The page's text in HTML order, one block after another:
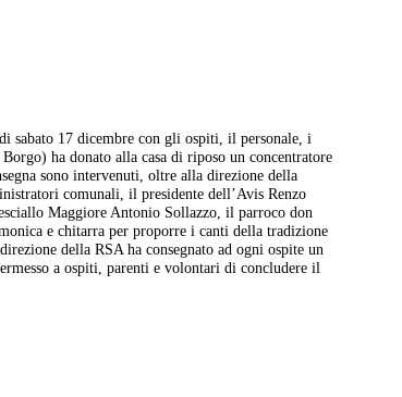
sabato 17 dicembre con gli ospiti, il personale, i
ha donato alla casa di riposo un concentratore
sono intervenuti, oltre alla direzione della
comunali, il presidente dell’Avis Renzo
Maggiore Antonio Sollazzo, il parroco don
e chitarra per proporre i canti della tradizione
della RSA ha consegnato ad ogni ospite un
a ospiti, parenti e volontari di concludere il